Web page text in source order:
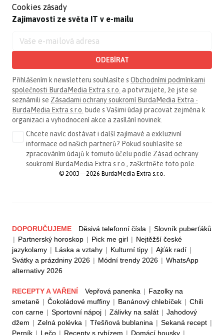
Cookies zásady
Zajímavosti ze světa IT v e-mailu
ODEBÍRAT
Přihlášením k newsletteru souhlasíte s Obchodními podmínkami
společnosti BurdaMedia Extra s.r.o. a potvrzujete, že jste se
seznámili se Zásadami ochrany soukromí BurdaMedia Extra -
BurdaMedia Extra s.r.o. bude s Vašimi údaji pracovat zejména k
organizaci a vyhodnocení akce a zasílání novinek.
Chcete navíc dostávat i další zajímavé a exkluzivní
informace od našich partnerů? Pokud souhlasíte se
zpracováním údajů k tomuto účelu podle Zásad ochrany
soukromí BurdaMedia Extra s.r.o. , zaškrtněte toto pole.
© 2003—2026 BurdaMedia Extra s.r.o.
DOPORUČUJEME Děsivá telefonní čísla | Slovník puberťáků
| Partnerský horoskop | Pick me girl | Nejtěžší české
jazykolamy | Láska a vztahy | Kulturní tipy | Ajťák radí |
Svátky a prázdniny 2026 | Módní trendy 2026 | WhatsApp
alternativy 2026
RECEPTY A VAŘENÍ Vepřová panenka | Fazolky na
smetaně | Čokoládové muffiny | Banánový chlebíček | Chili
con carne | Sportovní nápoj | Zálivky na salát | Jahodový
džem | Zelná polévka | Třešňová bublanina | Sekaná recept |
Perník | Lečo | Recepty s rybízem | Domácí housky |